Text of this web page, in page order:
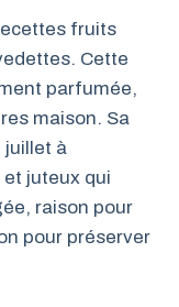
fruits
Cette
parfumée,
maison. Sa
juillet à
juteux qui
raison pour
pour préserver